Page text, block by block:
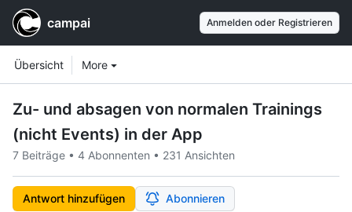
campai Anmelden oder Registrieren
navigation
Übersicht More Workspace items
Zu- und absagen von normalen Trainings
(nicht Events) in der App
7 Beiträge • 4 Abonnenten • 231 Ansichten
Antwort hinzufügen Abonnieren